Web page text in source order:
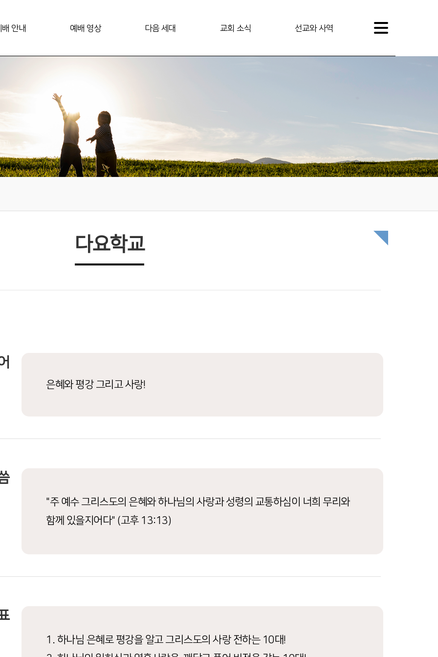
배 안내 예배 영상 다음 세대 교회 소식 선교와 사역
다요학교
은혜와 평강 그리고 사랑!
"주 예수 그리스도의 은혜와 하나님의 사랑과 성령의 교통하심이 너희 무리와
함께 있을지어다" (고후 13:13)
1. 하나님 은혜로 평강을 알고 그리스도의 사랑 전하는 10대!